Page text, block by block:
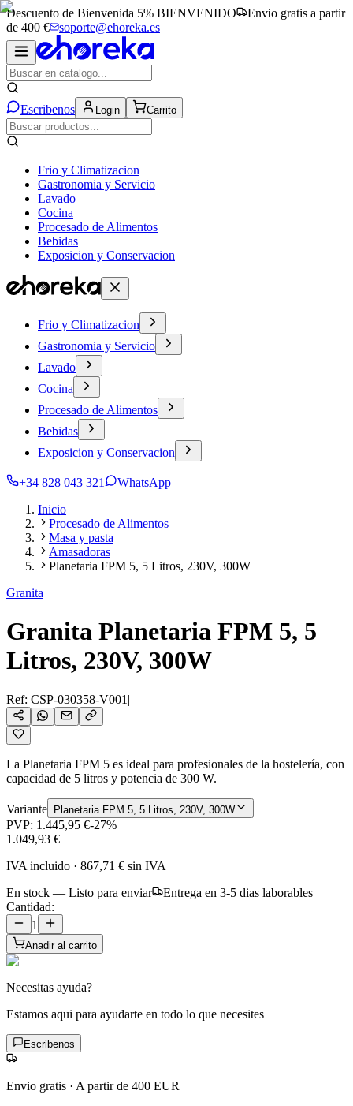
Descuento de Bienvenida 5% BIENVENIDO
Envio gratis a partir
de 400 €
soporte@ehoreka.es
Escribenos Login Carrito
Frio y Climatizacion
Gastronomia y Servicio
Lavado
Cocina
Procesado de Alimentos
Bebidas
Exposicion y Conservacion
Frio y Climatizacion
Gastronomia y Servicio
Lavado
Cocina
Procesado de Alimentos
Bebidas
Exposicion y Conservacion
+34 828 043 321
WhatsApp
Inicio
Procesado de Alimentos
Masa y pasta
Amasadoras
Planetaria FPM 5, 5 Litros, 230V, 300W
Granita
Granita Planetaria FPM 5, 5
Litros, 230V, 300W
Ref: CSP-030358-V001 |
La Planetaria FPM 5 es ideal para profesionales de la hostelería, con
capacidad de 5 litros y potencia de 300 W.
Variante Planetaria FPM 5, 5 Litros, 230V, 300W
PVP: 1.445,95 €-27%
1.049,93 €
IVA incluido · 867,71 € sin IVA
En stock — Listo para enviar
Entrega en 3-5 dias laborables
Cantidad:
1
Anadir al carrito
Necesitas ayuda?
Estamos aqui para ayudarte en todo lo que necesites
Escribenos
Envio gratis · A partir de 400 EUR